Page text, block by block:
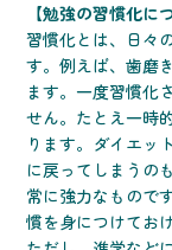
【勉強の習慣化に
習慣化とは、日々
す。例えば、歯磨
ます。一度習慣化
せん。たとえ一時
ります。ダイエッ
に戻ってしまうの
常に強力なもので
慣を身につけてお